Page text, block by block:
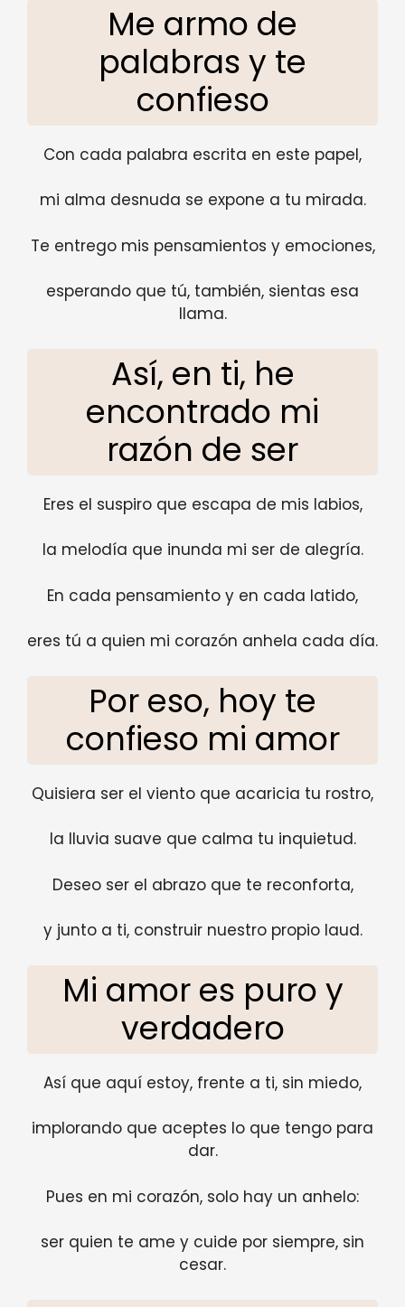
Me armo de
palabras y te
confieso
Con cada palabra escrita en este papel,
mi alma desnuda se expone a tu mirada.
Te entrego mis pensamientos y emociones,
esperando que tú, también, sientas esa
llama.
Así, en ti, he
encontrado mi
razón de ser
Eres el suspiro que escapa de mis labios,
la melodía que inunda mi ser de alegría.
En cada pensamiento y en cada latido,
eres tú a quien mi corazón anhela cada día.
Por eso, hoy te
confieso mi amor
Quisiera ser el viento que acaricia tu rostro,
la lluvia suave que calma tu inquietud.
Deseo ser el abrazo que te reconforta,
y junto a ti, construir nuestro propio laud.
Mi amor es puro y
verdadero
Así que aquí estoy, frente a ti, sin miedo,
implorando que aceptes lo que tengo para
dar.
Pues en mi corazón, solo hay un anhelo:
ser quien te ame y cuide por siempre, sin
cesar.